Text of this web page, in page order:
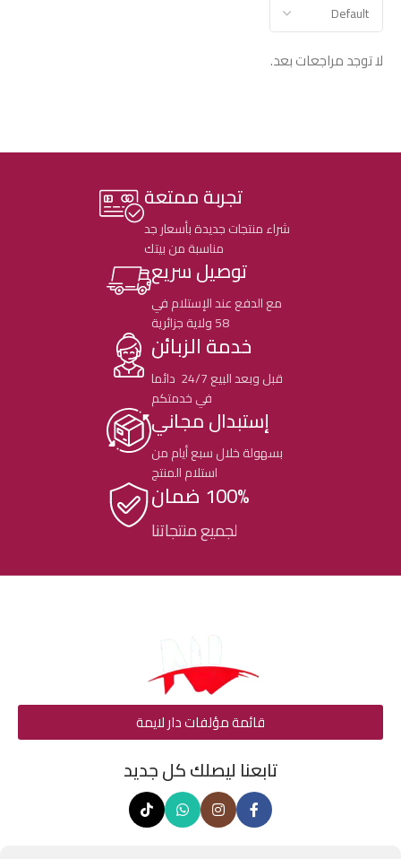
لا توجد مراجعات بعد.
تجربة ممتعة
شراء منتجات جديدة بأسعار جد
مناسبة من بيتك
توصيل سريع
مع الدفع عند الإستلام في
58 ولاية جزائرية
خدمة الزبائن
قبل وبعد البيع 24/7 دائما
في خدمتكم
إستبدال مجاني
بسهولة خلال سبع أيام من
استلام المنتج
100% ضمان
لجميع منتجاتنا
قائمة مؤلفات دار لايمة
تابعنا ليصلك كل جديد